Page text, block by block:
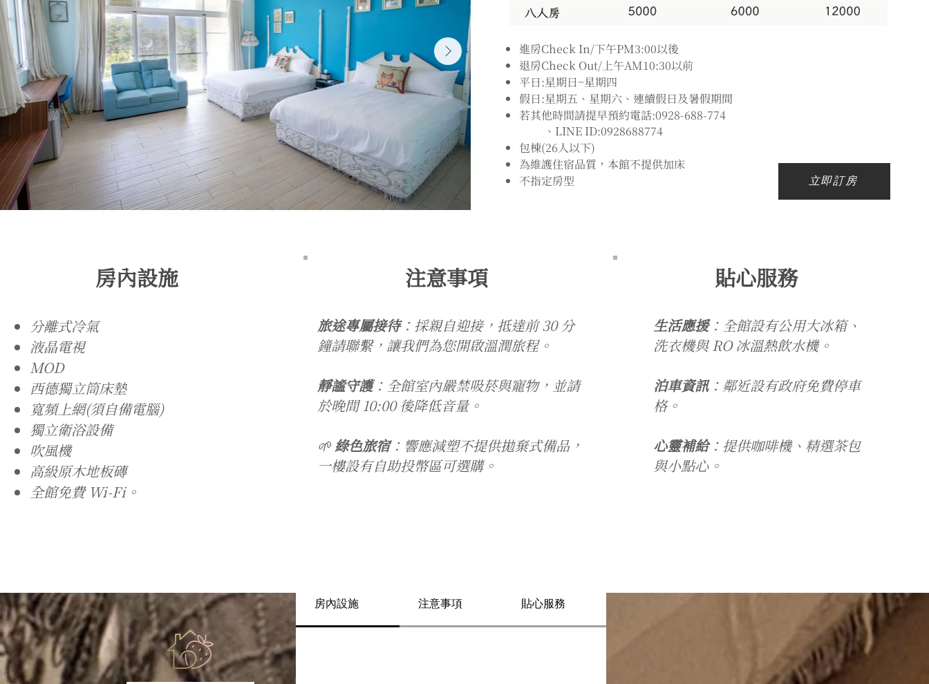
進房Check In/下午PM3:00以後
退房Check Out/上午AM10:30以前
平日:星期日~星期四
假日:星期五、星期六、連續假日及暑假期間
若其他時間請提早預約電話:0928-688-774
、LINE ID:0928688774
包棟(26人以下)
為維護住宿品質，本館不提供加床
不指定房型
立即訂房
房內設施
分離式冷氣
液晶電視
MOD
西德獨立筒床墊
寬頻上網(須自備電腦)
獨立衛浴設備
吹風機
高級原木地板磚
全館免費 Wi-Fi。
注意事項
旅途專屬接待：採親自迎接，抵達前 30 分
鐘請聯繫，讓我們為您開啟溫潤旅程。
靜謐守護：全館室內嚴禁吸菸與寵物，並請
於晚間 10:00 後降低音量。
🌱綠色旅宿：響應減塑不提供拋棄式備品，
一樓設有自助投幣區可選購。
貼心服務
生活應援：全館設有公用大冰箱、
洗衣機與 RO 冰溫熱飲水機。
泊車資訊：鄰近設有政府免費停車
格。
心靈補給：提供咖啡機、精選茶包
與小點心。
房內設施 注意事項 貼心服務